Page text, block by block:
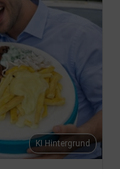
KI Hintergrund